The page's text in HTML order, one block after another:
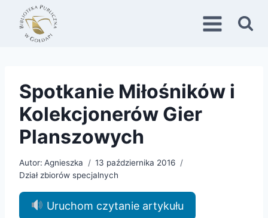
Przejdź
treści
Spotkanie Miłośników i
Kolekcjonerów Gier
Planszowych
Autor: Agnieszka
13 października 2016
Dział zbiorów specjalnych
Uruchom czytanie artykułu